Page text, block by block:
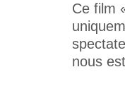
Ce film
nous